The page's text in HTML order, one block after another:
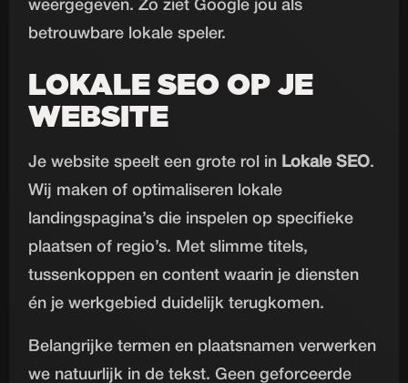
weergegeven. Zo ziet Google jou als
betrouwbare lokale speler.
LOKALE SEO OP JE
WEBSITE
Je website speelt een grote rol in Lokale SEO.
Wij maken of optimaliseren lokale
landingspagina’s die inspelen op specifieke
plaatsen of regio’s. Met slimme titels,
tussenkoppen en content waarin je diensten
én je werkgebied duidelijk terugkomen.
Belangrijke termen en plaatsnamen verwerken
we natuurlijk in de tekst. Geen geforceerde